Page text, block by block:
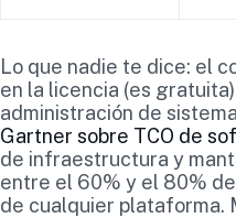
Lo que nadie te dice: el
en la licencia (es
administración de
Gartner sobre TCO de
de infraestructura y
entre el 60% y el 80%
de cualquier plataforma.